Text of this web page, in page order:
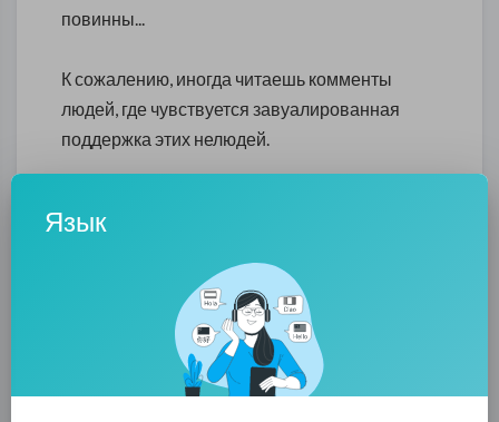
повинны...
К сожалению, иногда читаешь комменты
людей, где чувствуется завуалированная
поддержка этих нелюдей.
могут быть они, и не имеет значения, что
палач и жертва поклоняются одному и тому
Стрельба в Сан-Бернардино произошла 2
декабря около 11:00 по местному времени
Язык